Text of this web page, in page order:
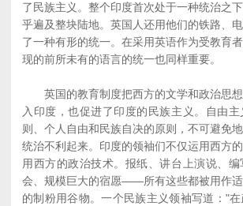
了民族主义。整个印度首次处于一种统治之
乎遍及整块陆地。英国人还用他们的铁路、
了一种有形的统一。在采用英语作为受教育
现的前所未有的语言的统一也同样重要。
英国的教育制度把西方的文学和政治思想
入印度，也促进了印度的民族主义。自由
则、个人自由和民族自决的原则，不可避免
统治不利起来。印度的领袖们不仅运用西方
用西方的政治技术。报纸、讲台上演说、
会、规模巨大的宿愿――所有这些都被用作
的制粉用谷物。一个民族主义领袖写道："